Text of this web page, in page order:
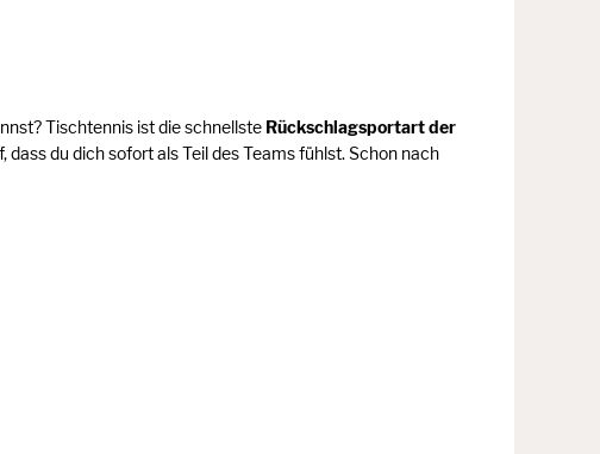
Tischtennis ist die schnellste Rückschlagsportart der
du dich sofort als Teil des Teams fühlst. Schon nach